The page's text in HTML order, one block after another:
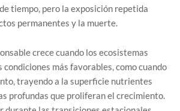
tiempo, pero la exposición repetida
permanentes y la muerte.
crece cuando los ecosistemas
más favorables, como cuando
trayendo a la superficie nutrientes
profundas que proliferan el crecimiento.